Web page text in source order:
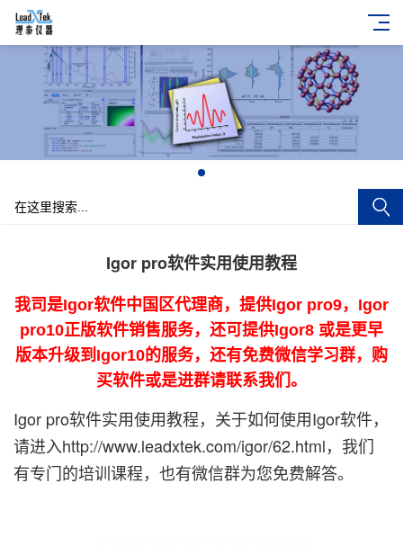
Igor pro软件实用使用教程
我司是Igor软件中国区代理商，提供Igor pro9，Igor
pro10正版软件销售服务，还可提供Igor8 或是更早
版本升级到Igor10的服务，还有免费微信学习群，购
买软件或是进群请联系我们。
Igor pro软件实用使用教程，关于如何使用Igor软件，
请进入http://www.leadxtek.com/igor/62.html，我们
有专门的培训课程，也有微信群为您免费解答。